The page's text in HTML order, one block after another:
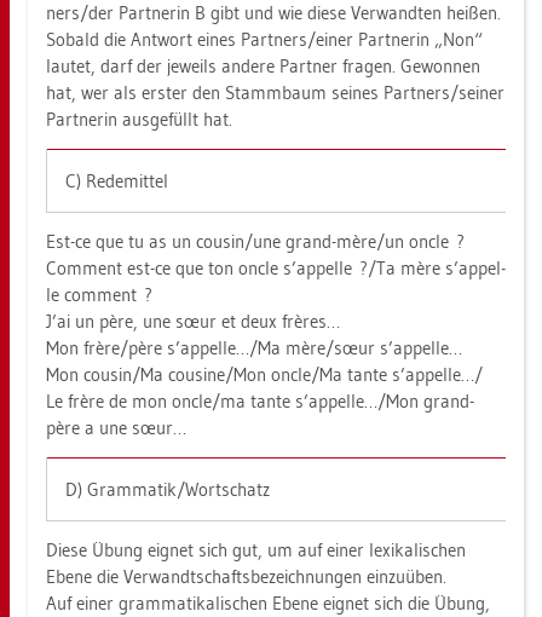
ners/der Part­ne­rin B gibt und wie diese Ver­wand­ten hei­ßen.
So­bald die Ant­wort eines Part­ners/einer Part­ne­rin „Non“
lau­tet, darf der je­weils an­de­re Part­ner fra­gen. Ge­won­nen
hat, wer als ers­ter den Stamm­baum sei­nes Part­ners/sei­ner
Part­ne­rin aus­ge­füllt hat.
C) Re­de­mit­tel
Est-ce que tu as un cou­sin/une grand-mère/un oncle ?
Com­ment est-ce que ton oncle s’ap­pel­le ?/Ta mère s’ap­pel­
le com­ment ?
J’ai un père, une sœur et deux frères…
Mon frère/père s’ap­pel­le…/Ma mère/sœur s’ap­pel­le…
Mon cou­sin/Ma cou­si­ne/Mon oncle/Ma tante s’ap­pel­le…/
Le frère de mon oncle/ma tante s’ap­pel­le…/Mon grand-
père a une sœur…
D) Gram­ma­tik/Wort­schatz
Diese Übung eig­net sich gut, um auf einer le­xi­ka­li­schen
Ebene die Ver­wandt­schafts­be­zeich­nun­gen ein­zu­üben.
Auf einer gram­ma­ti­ka­li­schen Ebene eig­net sich die Übung,